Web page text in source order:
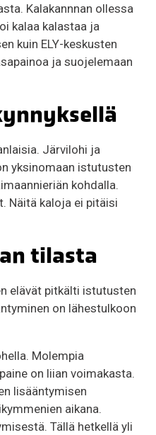
Kalakannnan ollessa
kalaa kalastaa ja
kuin ELY-keskusten
ja suojelemaan
Järvilohi ja
yksinomaan istutusten
kohdalla.
Näitä kaloja ei pitäisi
tilasta
elävät pitkälti istutusten
on lähestulkoon
Molempia
on liian voimakasta.
lisääntymisen
aikana.
Tällä hetkellä yli